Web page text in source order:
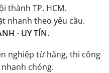
thành TP. HCM.
nhanh theo yêu cầu.
- UY TÍN.
nghiệp từ hãng, thi công
chóng.